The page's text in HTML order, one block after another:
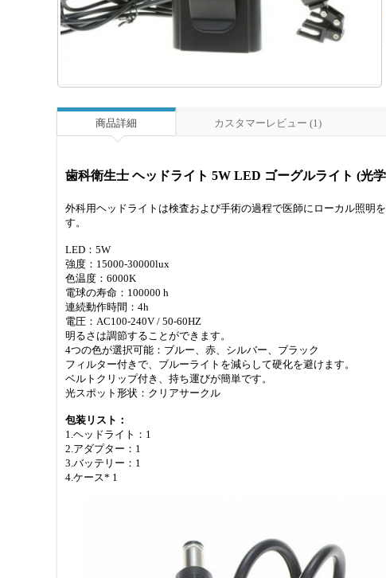
商品詳細 カスタマーレビュー (1)
歯科衛生士 ヘッドライト 5W LED ゴーグルライト (光
外科用ヘッドライトは検査および手術の過程で医師にローカル照明
す。
LED：5W
強度：15000-30000lux
色温度：6000K
電球の寿命：100000 h
連続動作時間：4h
電圧：AC100-240V / 50-60HZ
明るさは調節することができます。
4つの色が選択可能：ブルー、赤、シルバー、ブラック
フィルター付きで、ブルーライトを減らして硬化を避けます。
ベルトクリップ付き、持ち運びが簡単です。
光スポット形状：クリアサークル
包装リスト：
1.ヘッドライト：1
2.アダプター：1
3.バッテリー：1
4.ケース* 1